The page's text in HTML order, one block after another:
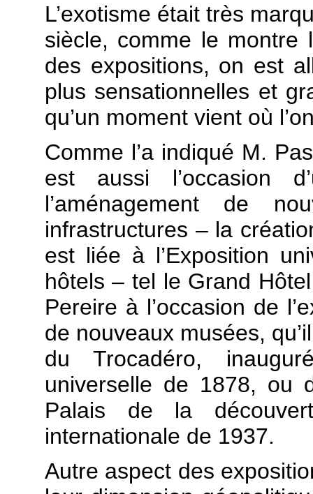
L’exotisme était très
siècle, comme le montre
des expositions, on est
plus sensationnelles et
qu’un moment vient où
Comme l’a indiqué M.
est aussi l’occasion
l’aménagement de
infrastructures – la
est liée à l’Exposition
hôtels – tel le Grand
Pereire à l’occasion de
de nouveaux musées,
du Trocadéro,
universelle de 1878, ou
Palais de la
internationale de 1937.
Autre aspect des